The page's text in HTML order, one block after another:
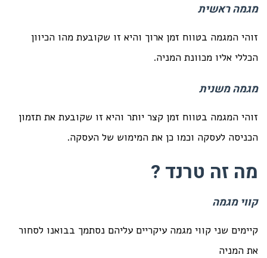
מגמה ראשית
זוהי המגמה בטווח זמן ארוך והיא זו שקובעת מהו הכיוון
הכללי אליו מכוונת המניה.
מגמה משנית
זוהי המגמה בטווח זמן קצר יותר והיא זו שקובעת את תזמון
הכניסה לעסקה וכמו כן את המימוש של העסקה.
מה זה טרנד ?
קווי מגמה
קיימים שני קווי מגמה עיקריים עליהם נסתמך בבואנו לסחור
את המניה